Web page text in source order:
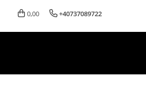
0,00 +40737089722